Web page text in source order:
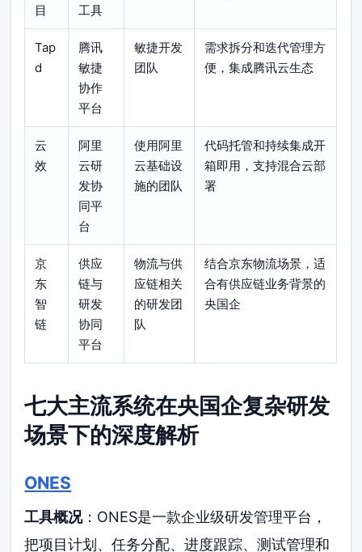
目
工具
Tap
d
腾讯
敏捷
协作
平台
敏捷开发
团队
需求拆分和迭代管理方
便，集成腾讯云生态
云
效
阿里
云研
发协
同平
台
使用阿里
云基础设
施的团队
代码托管和持续集成开
箱即用，支持混合云部
署
京
东
智
链
供应
链与
研发
协同
平台
物流与供
应链相关
的研发团
队
结合京东物流场景，适
合有供应链业务背景的
央国企
七大主流系统在央国企复杂研发
场景下的深度解析
ONES
工具概况：ONES是一款企业级研发管理平台，
把项目计划、任务分配、进度跟踪、测试管理和